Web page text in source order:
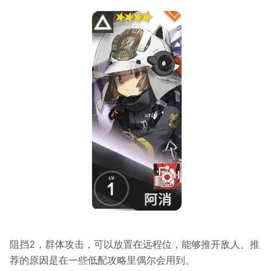
阻挡2，群体攻击，可以放置在远程位，能够推开敌人。推
荐的原因是在一些低配攻略里偶尔会用到。